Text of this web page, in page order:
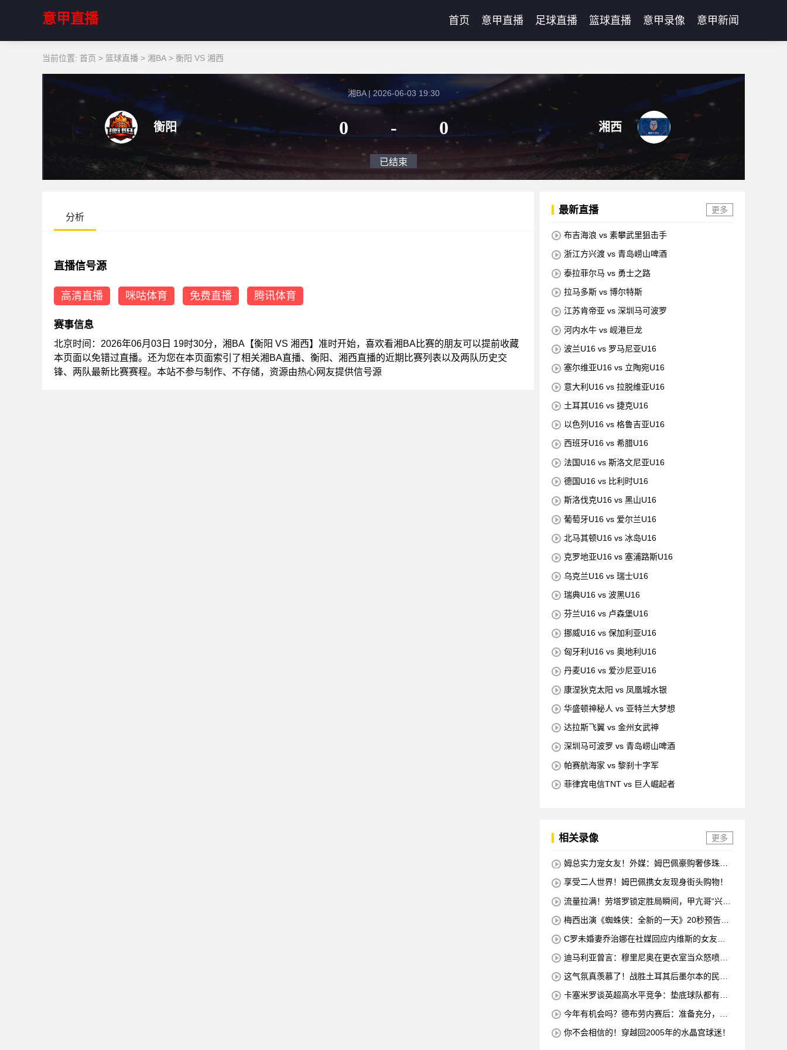
意甲直播 首页 意甲直播 足球直播 篮球直播 意甲录像 意甲新闻
当前位置: 首页 > 篮球直播 > 湘BA > 衡阳 VS 湘西
衡阳
湘BA | 2026-06-03 19:30
0 - 0
已结束
湘西
分析
直播信号源
高清直播 咪咕体育 免费直播 腾讯体育
赛事信息
北京时间：2026年06月03日 19时30分，湘BA【衡阳 VS 湘西】准时开始，喜欢看湘BA比赛的朋友可以提前收藏
本页面以免错过直播。还为您在本页面索引了相关湘BA直播、衡阳、湘西直播的近期比赛列表以及两队历史交
锋、两队最新比赛赛程。本站不参与制作、不存储，资源由热心网友提供信号源
最新直播 更多
布吉海浪 vs 素攀武里狙击手
浙江方兴渡 vs 青岛崂山啤酒
泰拉菲尔马 vs 勇士之路
拉马多斯 vs 博尔特斯
江苏肯帝亚 vs 深圳马可波罗
河内水牛 vs 岘港巨龙
波兰U16 vs 罗马尼亚U16
塞尔维亚U16 vs 立陶宛U16
意大利U16 vs 拉脱维亚U16
土耳其U16 vs 捷克U16
以色列U16 vs 格鲁吉亚U16
西班牙U16 vs 希腊U16
法国U16 vs 斯洛文尼亚U16
德国U16 vs 比利时U16
斯洛伐克U16 vs 黑山U16
葡萄牙U16 vs 爱尔兰U16
北马其顿U16 vs 冰岛U16
克罗地亚U16 vs 塞浦路斯U16
乌克兰U16 vs 瑞士U16
瑞典U16 vs 波黑U16
芬兰U16 vs 卢森堡U16
挪威U16 vs 保加利亚U16
匈牙利U16 vs 奥地利U16
丹麦U16 vs 爱沙尼亚U16
康涅狄克太阳 vs 凤凰城水银
华盛顿神秘人 vs 亚特兰大梦想
达拉斯飞翼 vs 金州女武神
深圳马可波罗 vs 青岛崂山啤酒
帕赛航海家 vs 黎刹十字军
菲律宾电信TNT vs 巨人崛起者
相关录像 更多
姆总实力宠女友！外媒：姆巴佩豪购奢侈珠宝
享受二人世界！姆巴佩携女友现身街头购物！
流量拉满！劳塔罗锁定胜局瞬间，甲亢哥“兴
梅西出演《蜘蛛侠：全新的一天》20秒预告片
C罗未婚妻乔治娜在社媒回应内维斯的女友：
迪马利亚曾言：穆里尼奥在更衣室当众怒喷C
这气氛真羡慕了！战胜土耳其后墨尔本的民众
卡塞米罗谈英超高水平竞争：垫底球队都有好
今年有机会吗？德布劳内赛后：准备充分，希
你不会相信的！穿越回2005年的水晶宫球迷！